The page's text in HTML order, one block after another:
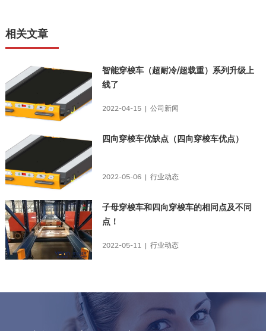
相关文章
智能穿梭车（超耐冷/超载重）系列升级上
线了
2022-04-15 | 公司新闻
四向穿梭车优缺点（四向穿梭车优点）
2022-05-06 | 行业动态
子母穿梭车和四向穿梭车的相同点及不同
点！
2022-05-11 | 行业动态